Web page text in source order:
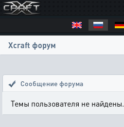
Xcraft форум
Сообщение форума
Темы пользователя не найдены.